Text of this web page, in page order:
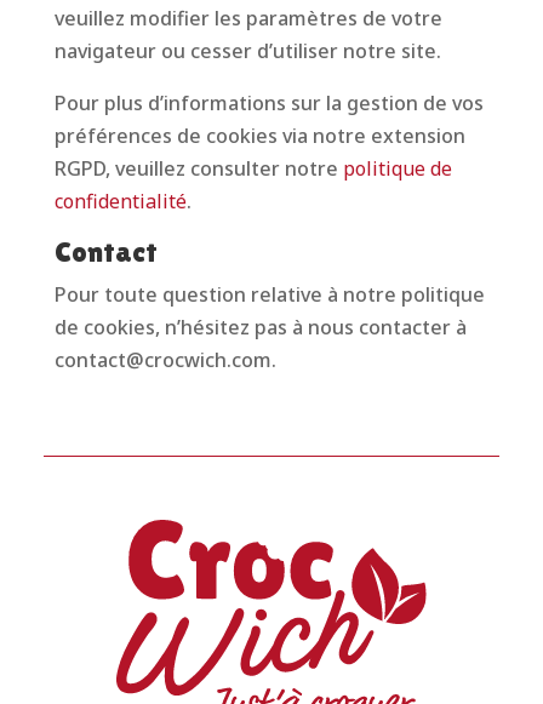
veuillez modifier les paramètres de votre
navigateur ou cesser d’utiliser notre site.
Pour plus d’informations sur la gestion de vos
préférences de cookies via notre extension
RGPD, veuillez consulter notre politique de
confidentialité.
Contact
Pour toute question relative à notre politique
de cookies, n’hésitez pas à nous contacter à
contact@crocwich.com.